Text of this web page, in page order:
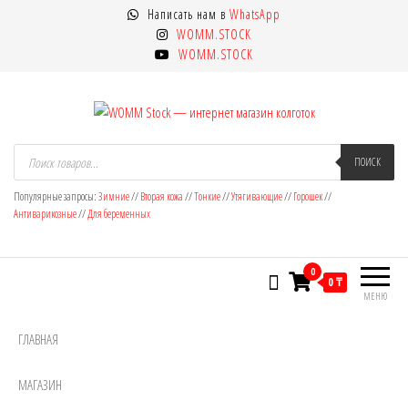
Написать нам в WhatsApp
WOMM.STOCK
WOMM.STOCK
WOMM Stock — интернет магазин
колготок
Колготки MANZI, Naja Street тонкие,
фантазийные, чулки, лосины
Поиск
товаров ПОИСК
Популярные запросы:Зимние//Вторая кожа//Тонкие//Утягивающие//Горошек//
Антиварикозные//Для беременных
МЕНЮ
0
0 ₸
ГЛАВНАЯ
МАГАЗИН